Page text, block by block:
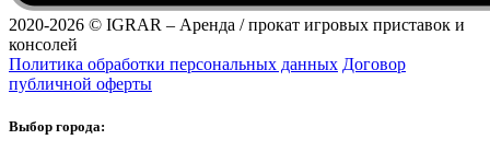
2020-2026 © IGRAR – Аренда / прокат игровых приставок и
консолей
Политика обработки персональных данных Договор
публичной оферты
Выбор города: